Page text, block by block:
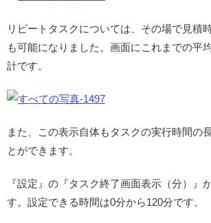
リピートタスクについては、その場で見積
も可能になりました。画面にこれまでの平
計です。
また、この表示自体もタスクの実行時間の
とができます。
『設定』の『タスク終了画面表示（分）』
す。設定できる時間は0分から120分です。